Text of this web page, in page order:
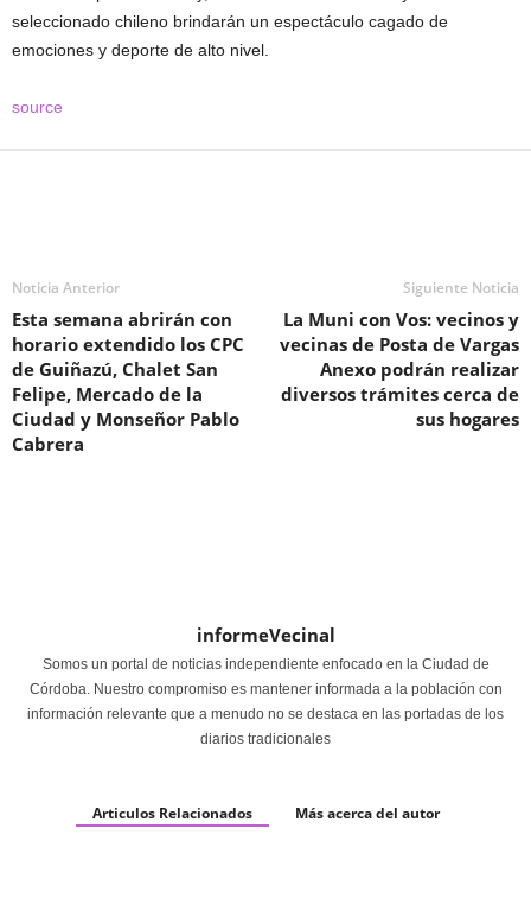
seleccionado chileno brindarán un espectáculo cagado de
emociones y deporte de alto nivel.
source
Noticia Anterior
Esta semana abrirán con
horario extendido los CPC
de Guiñazú, Chalet San
Felipe, Mercado de la
Ciudad y Monseñor Pablo
Cabrera
Siguiente Noticia
La Muni con Vos: vecinos y
vecinas de Posta de Vargas
Anexo podrán realizar
diversos trámites cerca de
sus hogares
informeVecinal
Somos un portal de noticias independiente enfocado en la Ciudad de
Córdoba. Nuestro compromiso es mantener informada a la población con
información relevante que a menudo no se destaca en las portadas de los
diarios tradicionales
Articulos Relacionados Más acerca del autor